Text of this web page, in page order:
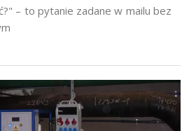
– to pytanie zadane w mailu bez